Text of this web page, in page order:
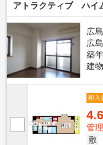
アトラクティブ ハイ
広
広
築
建
即入
4.6
管
敷